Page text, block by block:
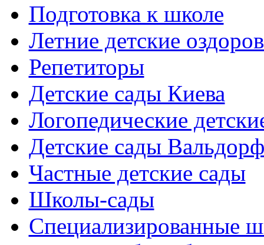
Подготовка к школе
Летние детские
Репетиторы
Детские сады Киева
Логопедические
Детские сады
Частные детские сады
Школы-сады
Cпециализированные